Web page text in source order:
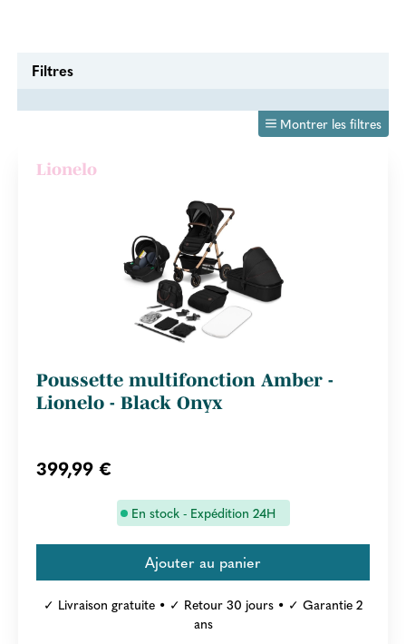
Filtres
Montrer les filtres
Lionelo
Poussette multifonction Amber -
Lionelo - Black Onyx
399,99 €
En stock - Expédition 24H
✓ Livraison gratuite • ✓ Retour 30 jours • ✓ Garantie 2
ans